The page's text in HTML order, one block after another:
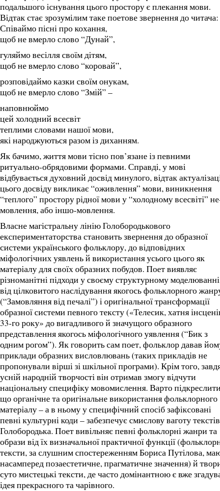
подальшого існування цього простору є плекання мови.
Відтак стає зрозумілим таке поетове звернення до читача:
Співаймо пісні про кохання,
щоб не вмерло слово “Дунай”,
гуляймо весілля своїм дітям,
щоб не вмерло слово “коровай”,
розповідаймо казки своїм онукам,
щоб не вмерло слово “Змій” –
наповнюймо
цей холодний всесвіт
теплими словами нашої мови,
які народжуються разом із диханням.
Як бачимо, життя мови тісно пов’язане із певними
ритуально-обрядовими формами. Справді, у мові
відбувається духовний досвід минулого, відтак
цього досвіду викликає “оживлення” мови, виникнення
“теплого” простору рідної мови у “холодному всесвіті”
мовлення, або іншо-мовлення.
Власне магістральну лінію Голобородькового
експериментаторства становить звернення до образної
системи українського фольклору, до відповідних
міфологічних уявлень й використання усього цього як
матеріалу для своїх образних побудов. Поет виявляє
різноманітні підходи у своєму структурному
від цілковитого наслідування якогось фольклорного
(“Замовляння від печалі”) і оригінальної трансформації
образної системи певного тексту («Телесик, хатня
33-го року» до вигадливого й значущого образного
представлення якогось міфологічного уявлення (“Бик з
одним рогом”). Як говорить сам поет, фольклор давав
приклади образних висловлювань (таких прикладів не
пропонували вірші зі шкільної програми). Крім того,
усній народній творчості він отримав змогу відчути
національну специфіку мовомислення. Варто
що органічне та оригінальне використання фольклорного
матеріалу – а в ньому у специфічний спосіб зафіксовані
певні культурні коди – забезпечує смислову ваготу текстів
Голобородька. Поет вивільняє певні фольклорні жанри та
образи від їх визначальної практичної функції
тексти, за слушним спостереженням Бориса Путілова,
насамперед позаестетичне, прагматичне значення) й
суто мистецькі тексти, де часто домінантною є вже
ідея прекрасного та чарівного.